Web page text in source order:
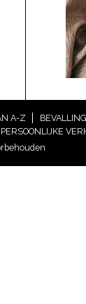
A-Z BEVALLING
PERSOONLIJKE